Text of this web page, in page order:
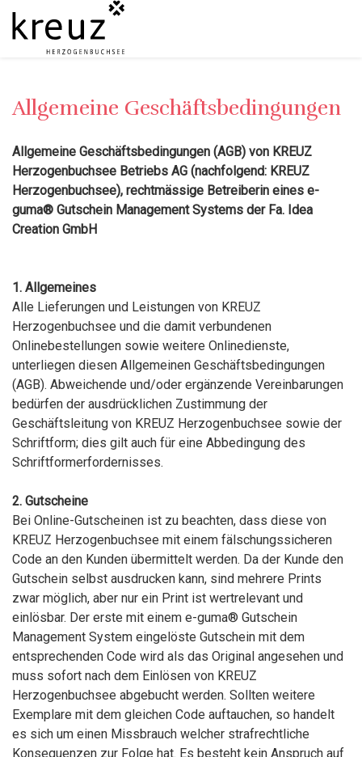
Allgemeine Geschäftsbedingungen
Allgemeine Geschäftsbedingungen (AGB) von KREUZ
Herzogenbuchsee Betriebs AG (nachfolgend: KREUZ
Herzogenbuchsee), rechtmässige Betreiberin eines e-
guma® Gutschein Management Systems der Fa. Idea
Creation GmbH
1. Allgemeines
Alle Lieferungen und Leistungen von KREUZ
Herzogenbuchsee und die damit verbundenen
Onlinebestellungen sowie weitere Onlinedienste,
unterliegen diesen Allgemeinen Geschäftsbedingungen
(AGB). Abweichende und/oder ergänzende Vereinbarungen
bedürfen der ausdrücklichen Zustimmung der
Geschäftsleitung von KREUZ Herzogenbuchsee sowie der
Schriftform; dies gilt auch für eine Abbedingung des
Schriftformerfordernisses.
2. Gutscheine
Bei Online-Gutscheinen ist zu beachten, dass diese von
KREUZ Herzogenbuchsee mit einem fälschungssicheren
Code an den Kunden übermittelt werden. Da der Kunde den
Gutschein selbst ausdrucken kann, sind mehrere Prints
zwar möglich, aber nur ein Print ist wertrelevant und
einlösbar. Der erste mit einem e-guma® Gutschein
Management System eingelöste Gutschein mit dem
entsprechenden Code wird als das Original angesehen und
muss sofort nach dem Einlösen von KREUZ
Herzogenbuchsee abgebucht werden. Sollten weitere
Exemplare mit dem gleichen Code auftauchen, so handelt
es sich um einen Missbrauch welcher strafrechtliche
Konsequenzen zur Folge hat. Es besteht kein Anspruch auf